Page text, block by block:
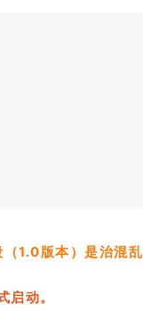
1.0版本）是治混乱
动。